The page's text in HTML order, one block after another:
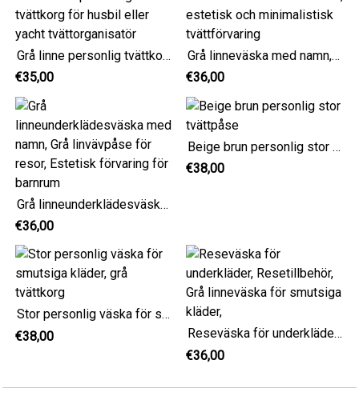
Grå linne personlig tvättkorg för husbil eller yacht tvättorganisatör
€35,00
Grå linneväska med namn, estetisk och minimalistisk tvättförvaring
€36,00
Grå linneunderklädesväska med namn, Grå linvävpåse för resor, Estetisk förvaring för barnrum
€36,00
Beige brun personlig stor tvättpåse
€38,00
Stor personlig väska för smutsiga kläder, grå tvättkorg
€38,00
Reseväska för underkläder, Resetillbehör, Grå linneväska för smutsiga kläder,
€36,00